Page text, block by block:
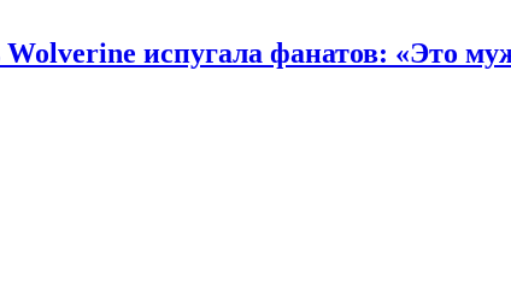
испугала фанатов: «Это